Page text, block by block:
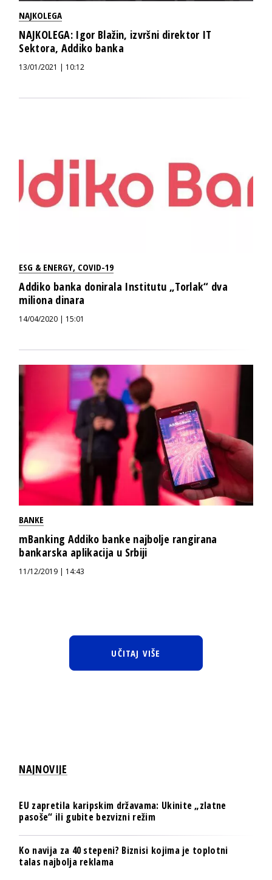
NAJKOLEGA
NAJKOLEGA: Igor Blažin, izvršni direktor IT
Sektora, Addiko banka
13/01/2021 | 10:12
ESG & ENERGY, COVID-19
Addiko banka donirala Institutu „Torlak“ dva
miliona dinara
14/04/2020 | 15:01
BANKE
mBanking Addiko banke najbolje rangirana
bankarska aplikacija u Srbiji
11/12/2019 | 14:43
UČITAJ VIŠE
NAJNOVIJE
EU zapretila karipskim državama: Ukinite „zlatne
pasoše“ ili gubite bezvizni režim
Ko navija za 40 stepeni? Biznisi kojima je toplotni
talas najbolja reklama